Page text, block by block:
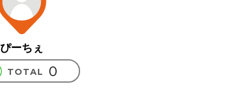
ぴーちぇ
TOTAL 0